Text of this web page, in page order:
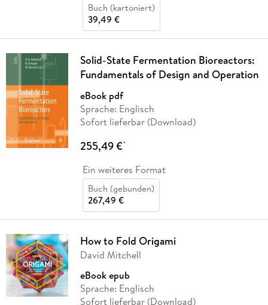
Buch (kartoniert)
39,49 €
Solid-State Fermentation Bioreactors:
Fundamentals of Design and Operation
eBook pdf
Sprache: Englisch
Sofort lieferbar (Download)
255,49 €*
Ein weiteres Format
Buch (gebunden)
267,49 €
How to Fold Origami
David Mitchell
eBook epub
Sprache: Englisch
Sofort lieferbar (Download)